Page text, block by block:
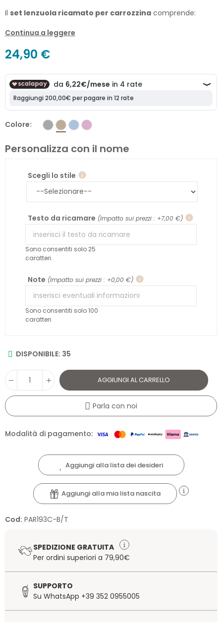
Il set lenzuola ricamato per carrozzina comprende:
lenzuolo sopra ricamato
federa per guanciale
COMPATIBILITA’
Il tessile per“Carrozzina”di Coccolissimi e Palla Pallina è
L.32 x P.70 x H.3cm
Manifattura: Made in Italy
Continua a leggere
24,90 €
Colore
Personalizza con il nome
Scegli lo stile info
Testo da ricamare (Impatto sui prezzi : +7,00 €) info
Sono consentiti solo 25
caratteri.
Note (Impatto sui prezzi : +0,00 €) info
Sono consentiti solo 100
caratteri.
DISPONIBILE: 35
AGGIUNGI AL CARRELLO
Parla con noi
Modalità di pagamento:
Aggiungi alla lista dei desideri
Aggiungi alla mia lista nascita
Cod: PAR193C-B/T
SPEDIZIONE GRATUITA
Per ordini superiori a 79,90€
SUPPORTO
Su WhatsApp +39 352 0955005